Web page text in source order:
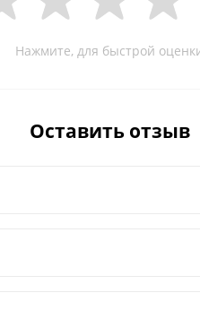
Нажмите, для быстрой
Оставить отзыв